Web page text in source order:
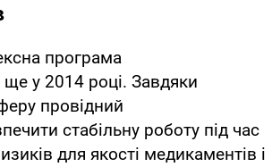
програма
ще у 2014 році. Завдяки
провідний
стабільну роботу під час
для якості медикаментів і